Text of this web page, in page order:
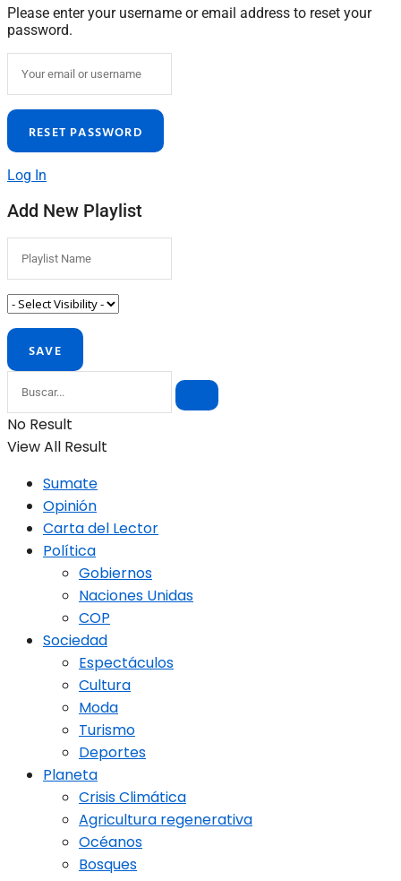
Please enter your username or email address to reset your
password.
Log In
Add New Playlist
No Result
View All Result
Sumate
Opinión
Carta del Lector
Política
Gobiernos
Naciones Unidas
COP
Sociedad
Espectáculos
Cultura
Moda
Turismo
Deportes
Planeta
Crisis Climática
Agricultura regenerativa
Océanos
Bosques